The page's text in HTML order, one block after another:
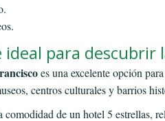
ideal para descubrir
es una excelente opción
centros culturales y barrios
de un hotel 5 estrellas,